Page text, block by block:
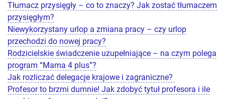
Tłumacz przysięgły – co to znaczy? Jak zostać tłumaczem
przysięgłym?
Niewykorzystany urlop a zmiana pracy – czy urlop
przechodzi do nowej pracy?
Rodzicielskie świadczenie uzupełniające – na czym polega
program “Mama 4 plus”?
Jak rozliczać delegacje krajowe i zagraniczne?
Profesor to brzmi dumnie! Jak zdobyć tytuł profesora i ile